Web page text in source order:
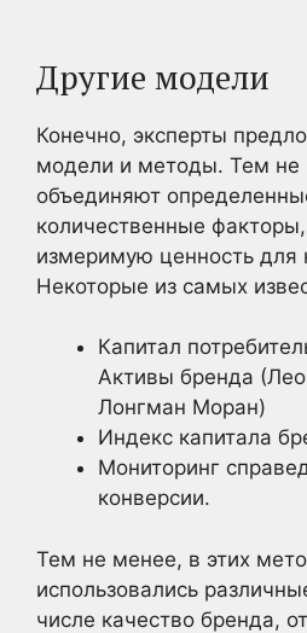
Другие модели
Конечно, эксперты
модели и методы. Тем не
объединяют
количественные
измеримую ценность для
Некоторые из самых
Капитал
Активы бренда
Лонгман Моран)
Индекс капитала
Мониторинг
конверсии.
Тем не менее, в этих
использовались
числе качество бренда,